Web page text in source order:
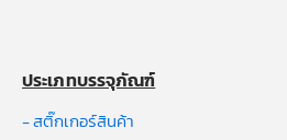
ประเภทบรรจุภัณฑ์
- สติ๊กเกอร์สินค้า